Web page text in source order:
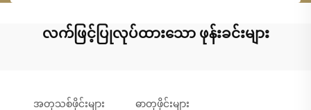
လက်ဖြင့်ပြုလုပ်ထားသော ဖုန်းခင်းများ
အတုသစ်ဖိုင်းများ ဓာတုဖိုင်းများ